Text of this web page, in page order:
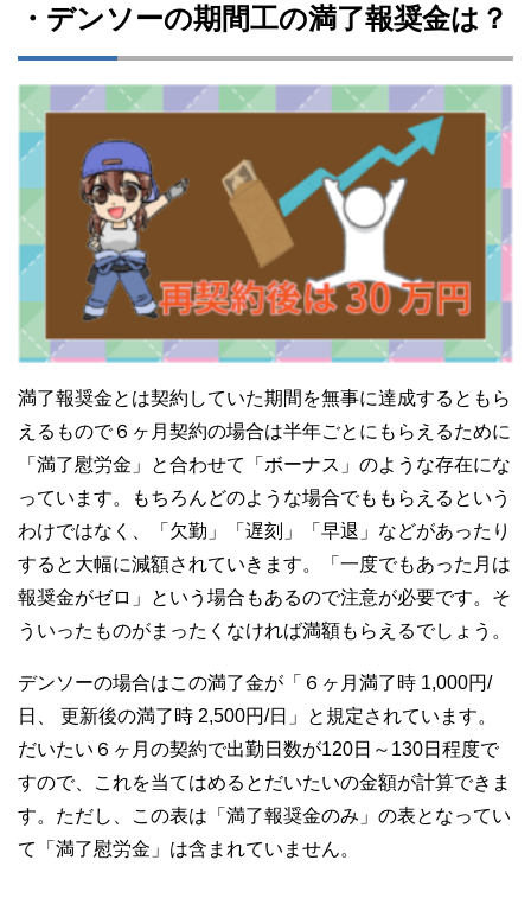
・デンソーの期間工の満了報奨金は？
満了報奨金とは契約していた期間を無事に達成するともら
えるもので６ヶ月契約の場合は半年ごとにもらえるために
「満了慰労金」と合わせて「ボーナス」のような存在にな
っています。もちろんどのような場合でももらえるという
わけではなく、「欠勤」「遅刻」「早退」などがあったり
すると大幅に減額されていきます。「一度でもあった月は
報奨金がゼロ」という場合もあるので注意が必要です。そ
ういったものがまったくなければ満額もらえるでしょう。
デンソーの場合はこの満了金が「６ヶ月満了時 1,000円/
日、 更新後の満了時 2,500円/日」と規定されています。
だいたい６ヶ月の契約で出勤日数が120日～130日程度で
すので、これを当てはめるとだいたいの金額が計算できま
す。ただし、この表は「満了報奨金のみ」の表となってい
て「満了慰労金」は含まれていません。